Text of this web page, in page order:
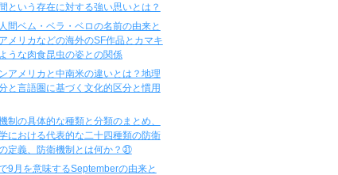
という存在に対する強い思いとは？
間ベム・ベラ・ベロの名前の由来と
メリカなどの海外のSF作品とカマキ
うな肉食昆虫の姿との関係
アメリカと中南米の違いとは？地理
と言語圏に基づく文化的区分と慣用
制の具体的な種類と分類のまとめ、
における代表的な二十四種類の防衛
定義、防衛機制とは何か？㉛
9月を意味するSeptemberの由来と